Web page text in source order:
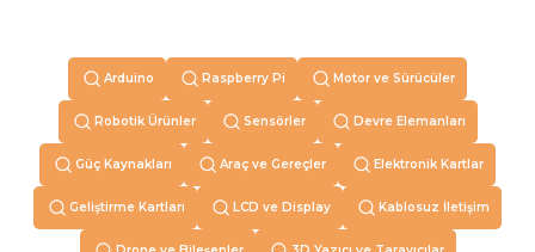
Arduino Raspberry Pi Motor ve Sürücüler
Robotik Ürünler Sensörler Devre Elemanları
Güç Kaynakları Araç ve Gereçler Elektronik Kartlar
Geliştirme Kartları LCD ve Display Kablosuz İletişim